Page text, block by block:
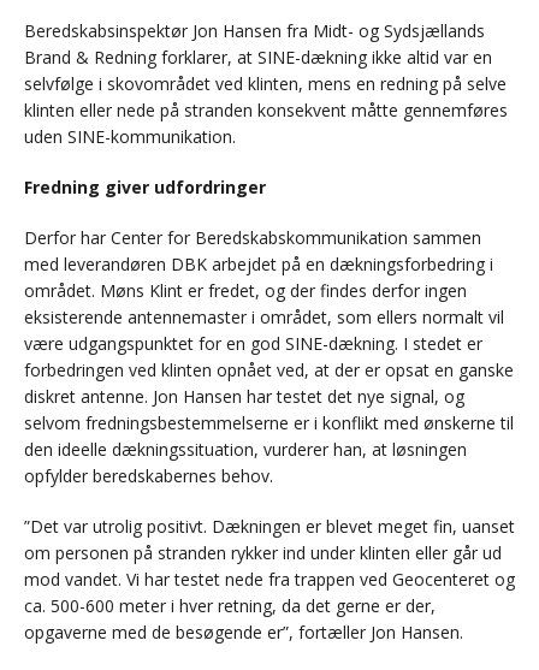
Beredskabsinspektør Jon Hansen fra Midt- og Sydsjællands
Brand & Redning forklarer, at SINE-dækning ikke altid var en
selvfølge i skovområdet ved klinten, mens en redning på selve
klinten eller nede på stranden konsekvent måtte gennemføres
uden SINE-kommunikation.
Fredning giver udfordringer
Derfor har Center for Beredskabskommunikation sammen
med leverandøren DBK arbejdet på en dækningsforbedring i
området. Møns Klint er fredet, og der findes derfor ingen
eksisterende antennemaster i området, som ellers normalt vil
være udgangspunktet for en god SINE-dækning. I stedet er
forbedringen ved klinten opnået ved, at der er opsat en ganske
diskret antenne. Jon Hansen har testet det nye signal, og
selvom fredningsbestemmelserne er i konflikt med ønskerne til
den ideelle dækningssituation, vurderer han, at løsningen
opfylder beredskabernes behov.
”Det var utrolig positivt. Dækningen er blevet meget fin, uanset
om personen på stranden rykker ind under klinten eller går ud
mod vandet. Vi har testet nede fra trappen ved Geocenteret og
ca. 500-600 meter i hver retning, da det gerne er der,
opgaverne med de besøgende er”, fortæller Jon Hansen.